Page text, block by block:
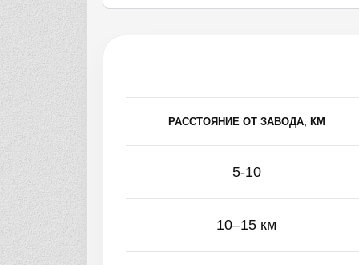
РАССТОЯНИЕ ОТ ЗАВОДА, КМ
5-10
10–15 км